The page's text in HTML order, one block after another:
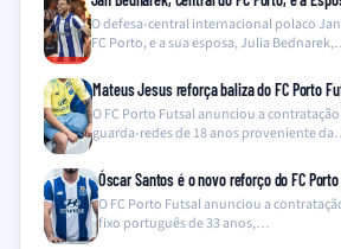
O defesa-central internacional polaco
FC Porto, e a sua esposa, Julia
Mateus Jesus reforça baliza do FC Porto
O FC Porto Futsal anunciou a
guarda-redes de 18 anos proveniente
Óscar Santos é o novo reforço do FC
O FC Porto Futsal anunciou a
fixo português de 33 anos,…